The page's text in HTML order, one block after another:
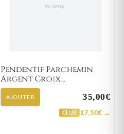
Pendentif Parchemin
Argent Croix
Chrétienne
AJOUTER 35,00€
CLUB 17,50€ →